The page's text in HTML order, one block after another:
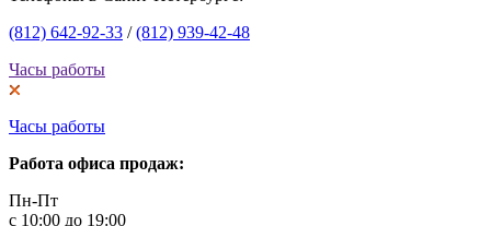
(812) 642-92-33 /(812) 939-42-48
Часы работы
Часы работы
Работа офиса продаж:
Пн-Пт
с 10:00 до 19:00